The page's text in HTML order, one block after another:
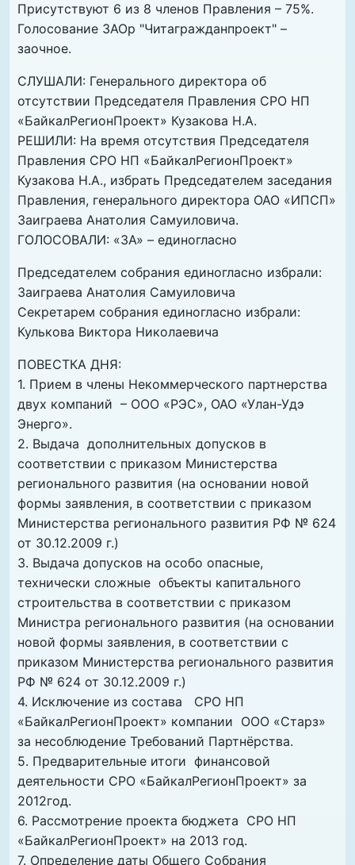
Присутствуют 6 из 8 членов Правления – 75%.
Голосование ЗАОр "Читагражданпроект" –
заочное.
СЛУШАЛИ: Генерального директора об
отсутствии Председателя Правления СРО НП
«БайкалРегионПроект» Кузакова Н.А.
РЕШИЛИ: На время отсутствия Председателя
Правления СРО НП «БайкалРегионПроект»
Кузакова Н.А., избрать Председателем заседания
Правления, генерального директора ОАО «ИПСП»
Заиграева Анатолия Самуиловича.
ГОЛОСОВАЛИ: «ЗА» – единогласно
Председателем собрания единогласно избрали:
Заиграева Анатолия Самуиловича
Секретарем собрания единогласно избрали:
Кулькова Виктора Николаевича
ПОВЕСТКА ДНЯ:
1. Прием в члены Некоммерческого партнерства
двух компаний – ООО «РЭС», ОАО «Улан-Удэ
Энерго».
2. Выдача дополнительных допусков в
соответствии с приказом Министерства
регионального развития (на основании новой
формы заявления, в соответствии с приказом
Министерства регионального развития РФ № 624
от 30.12.2009 г.)
3. Выдача допусков на особо опасные,
технически сложные объекты капитального
строительства в соответствии с приказом
Министра регионального развития (на основании
новой формы заявления, в соответствии с
приказом Министерства регионального развития
РФ № 624 от 30.12.2009 г.)
4. Исключение из состава СРО НП
«БайкалРегионПроект» компании ООО «Старз»
за несоблюдение Требований Партнёрства.
5. Предварительные итоги финансовой
деятельности СРО «БайкалРегионПроект» за
2012год.
6. Рассмотрение проекта бюджета СРО НП
«БайкалРегионПроект» на 2013 год.
7. Определение даты Общего Собрания